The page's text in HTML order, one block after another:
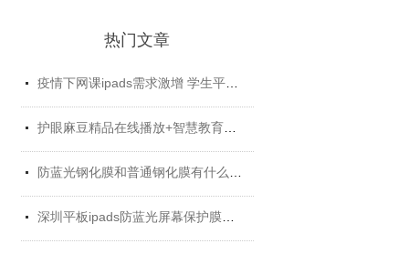
热门文章
疫情下网课ipads需求激增 学生平板护眼贴膜找哪家好？
护眼麻豆精品在线播放+智慧教育平板 给孩子健康光明的未来
深圳平板ipads防蓝光屏幕保护膜定制厂家